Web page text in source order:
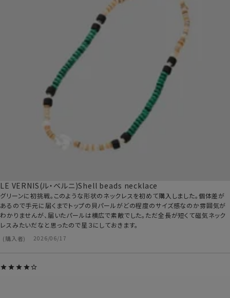
LE VERNIS(ル・ベルニ)Shell beads necklace
購入者 2026/06/17
グリーンに初挑戦。このような形状のネックレスを初めて購入しました。個体差が
あるので手元に届くまでトップの貝パールがどの程度のサイズ感なのか雰囲気が
わかりませんが、届いたパールは横広で素敵でした。ただ全長が短くて磁気ネック
レスみたいだなと思ったので星３にしておきます。